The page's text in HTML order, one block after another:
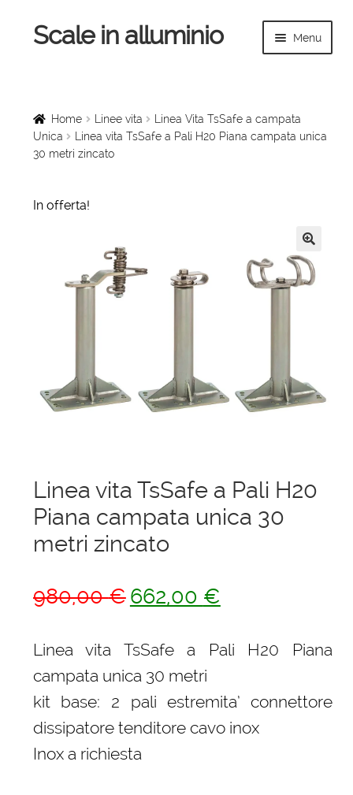
Vai
alla
Vai
al
Scale in alluminio Menu
child
Scale a chiocciola
Scale per interni
Linee vita
menu
child
Espandi
il
menu
Rampe di carico
child
Scale in alluminio
Espandi
menu
Valigie
Cerniere freni per porte
Home Linee vita
Linea Vita TsSafe a campata
Unica
Linea vita TsSafe a Pali H20 Piana campata unica
30 metri zincato
In offerta!
🔍
Linea vita TsSafe a Pali H20
Piana campata unica 30
metri zincato
980,00€ Il
originale
era:
980,00 €.
662,00 €
attuale
662,00 €.
Linea vita TsSafe a Pali H20 Piana
campata unica 30 metri
kit base: 2 pali estremita’ connettore
dissipatore tenditore cavo inox
Inox a richiesta